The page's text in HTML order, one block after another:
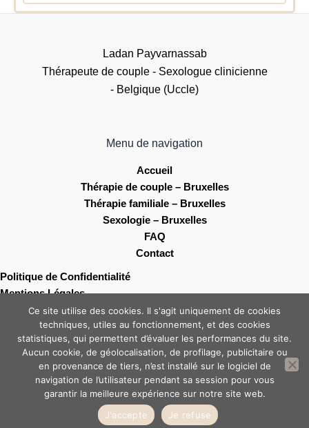
Ladan Payvarnassab
Thérapeute de couple - Sexologue clinicienne
- Belgique (Uccle)
Menu de navigation
Accueil
Thérapie de couple – Bruxelles
Thérapie familiale – Bruxelles
Sexologie – Bruxelles
FAQ
Contact
Politique de Confidentialité
Mentions Légales
Création site internet :
www.lescompagnonsduweb.fr
© 2026 Ladan Payvarnassab - Tous droits réservés
Ce site utilise des cookies. Il s'agit uniquement de cookies
techniques, utiles au fonctionnement, et des cookies
statistiques, qui permettent d’évaluer les performances du site.
Aucun cookie, de géolocalisation, de profilage, publicitaire ou
en provenance de tiers, n’est installé sur le logiciel de
navigation de l’utilisateur pendant sa session pour vous
garantir la meilleure expérience sur notre site web.
J'accepte
Je refuse